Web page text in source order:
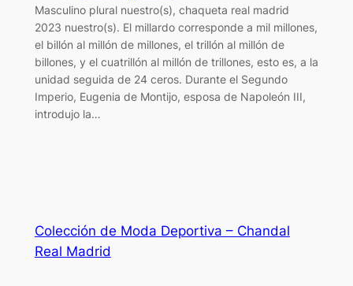
Masculino plural nuestro(s), chaqueta real madrid
2023 nuestro(s). El millardo corresponde a mil millones,
el billón al millón de millones, el trillón al millón de
billones, y el cuatrillón al millón de trillones, esto es, a la
unidad seguida de 24 ceros. Durante el Segundo
Imperio, Eugenia de Montijo, esposa de Napoleón III,
introdujo la…
Colección de Moda Deportiva – Chandal
Real Madrid